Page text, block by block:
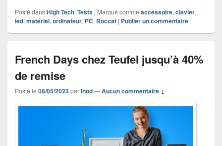
Posté dansHigh Tech, Tests | Marqué comme accessoire, clavier,
led, matériel, ordinateur, PC, Roccat | Publier un commentaire
French Days chez Teufel jusqu’à 40%
de remise
Posté le 08/05/2023parInod—Aucun commentaire ↓